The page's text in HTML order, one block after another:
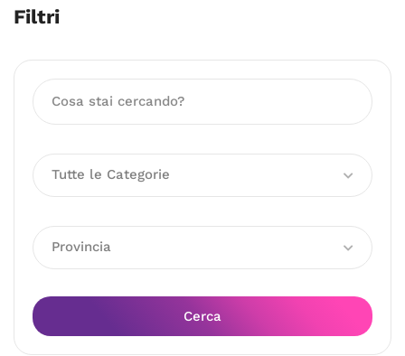
Filtri
Tutte le Categorie
Provincia
Cerca